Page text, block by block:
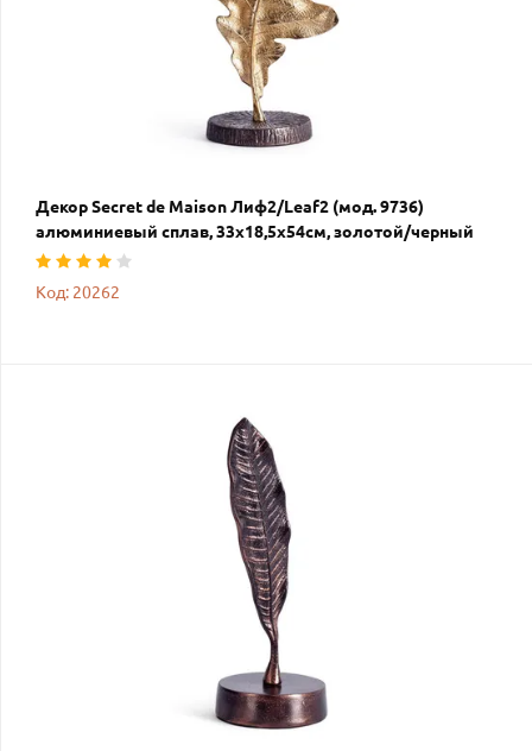
Декор Secret de Maison Лиф2/Leaf2 (мод. 9736)
алюминиевый сплав, 33х18,5х54см, золотой/черный
Код: 20262